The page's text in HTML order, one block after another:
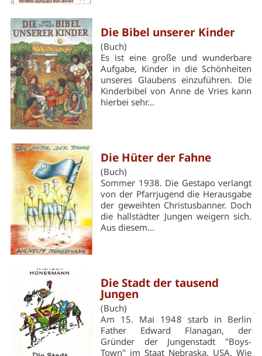
Die Bibel unserer Kinder
(Buch)
Es ist eine große und wunderbare
Aufgabe, Kinder in die Schönheiten
unseres Glaubens einzuführen. Die
Kinderbibel von Anne de Vries kann
hierbei sehr...
Die Hüter der Fahne
(Buch)
Sommer 1938. Die Gestapo verlangt
von der Pfarrjugend die Herausgabe
der geweihten Christusbanner. Doch
die hallstädter Jungen weigern sich.
Aus diesem...
Die Stadt der tausend
Jungen
(Buch)
Am 15. Mai 1948 starb in Berlin
Father Edward Flanagan, der
Gründer der Jungenstadt "Boys-
Town" im Staat Nebraska, USA. Wie